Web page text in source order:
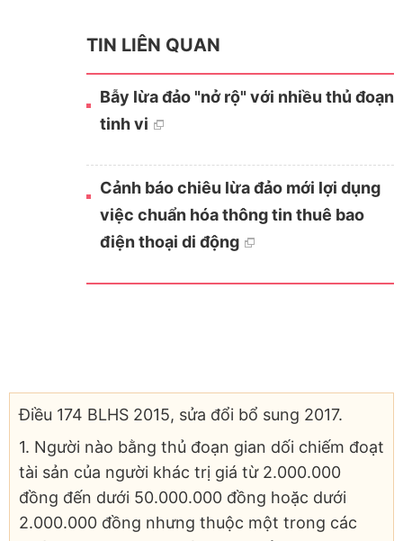
TIN LIÊN QUAN
Bẫy lừa đảo "nở rộ" với nhiều thủ đoạn
tinh vi
Cảnh báo chiêu lừa đảo mới lợi dụng
việc chuẩn hóa thông tin thuê bao
điện thoại di động
Điều 174 BLHS 2015, sửa đổi bổ sung 2017.
1. Người nào bằng thủ đoạn gian dối chiếm đoạt
tài sản của người khác trị giá từ 2.000.000
đồng đến dưới 50.000.000 đồng hoặc dưới
2.000.000 đồng nhưng thuộc một trong các